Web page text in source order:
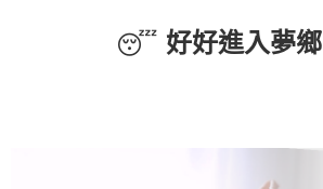
😴 好好進入夢鄉